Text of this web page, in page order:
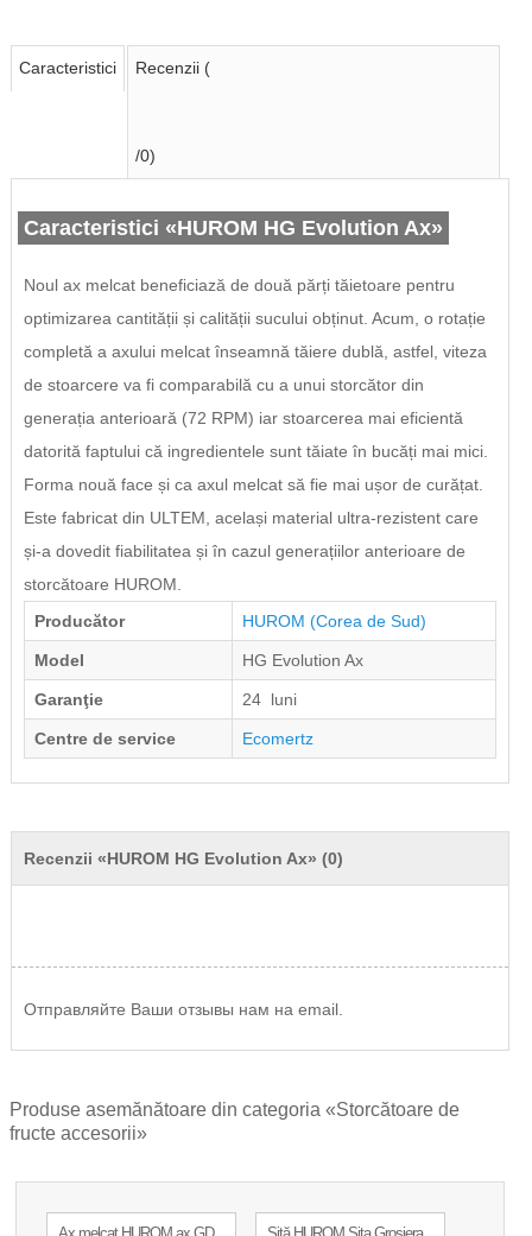
Caracteristici Recenzii (
/0)
Caracteristici «HUROM HG Evolution Ax»
Noul ax melcat beneficiază de două părți tăietoare pentru
optimizarea cantității și calității sucului obținut. Acum, o rotație
completă a axului melcat înseamnă tăiere dublă, astfel, viteza
de stoarcere va fi comparabilă cu a unui storcător din
generația anterioară (72 RPM) iar stoarcerea mai eficientă
datorită faptului că ingredientele sunt tăiate în bucăți mai mici.
Forma nouă face și ca axul melcat să fie mai ușor de curățat.
Este fabricat din ULTEM, același material ultra-rezistent care
și-a dovedit fiabilitatea și în cazul generațiilor anterioare de
storcătoare HUROM.
Producător
HUROM (Corea de Sud)
Model HG Evolution Ax
Garanţie 24 luni
Centre de service Ecomertz
Recenzii «HUROM HG Evolution Ax» (0)
Отправляйте Ваши отзывы нам на email.
Produse asemănătoare din categoria «Storcătoare de
fructe accesorii»